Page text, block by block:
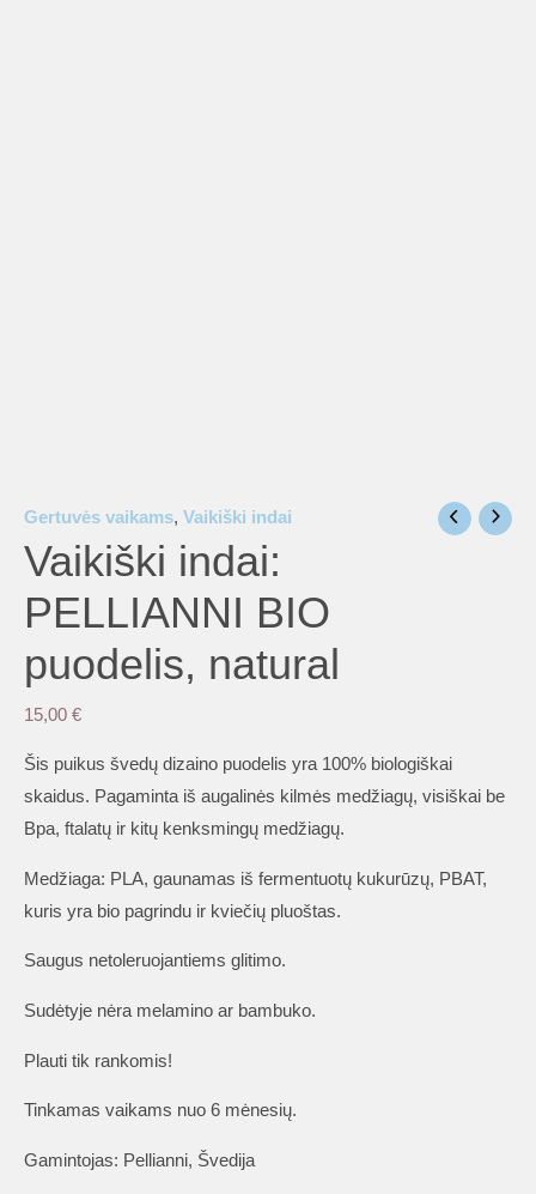
Gertuvės vaikams, Vaikiški indai
Vaikiški indai:
PELLIANNI BIO
puodelis, natural
15,00 €
Šis puikus švedų dizaino puodelis yra 100% biologiškai
skaidus. Pagaminta iš augalinės kilmės medžiagų, visiškai be
Bpa, ftalatų ir kitų kenksmingų medžiagų.
Medžiaga: PLA, gaunamas iš fermentuotų kukurūzų, PBAT,
kuris yra bio pagrindu ir kviečių pluoštas.
Saugus netoleruojantiems glitimo.
Sudėtyje nėra melamino ar bambuko.
Plauti tik rankomis!
Tinkamas vaikams nuo 6 mėnesių.
Gamintojas: Pellianni, Švedija